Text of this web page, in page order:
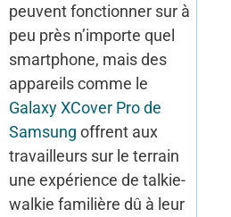
peuvent fonctionner sur à
peu près n’importe quel
smartphone, mais des
appareils comme le
Galaxy XCover Pro de
Samsung offrent aux
travailleurs sur le terrain
une expérience de talkie-
walkie familière dû à leur